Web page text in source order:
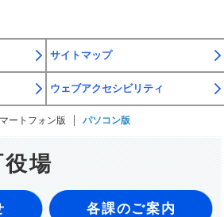
サイトマップ
ウェブアクセシビリティ
ートフォン版 パソコン版
役場
各課のご案内